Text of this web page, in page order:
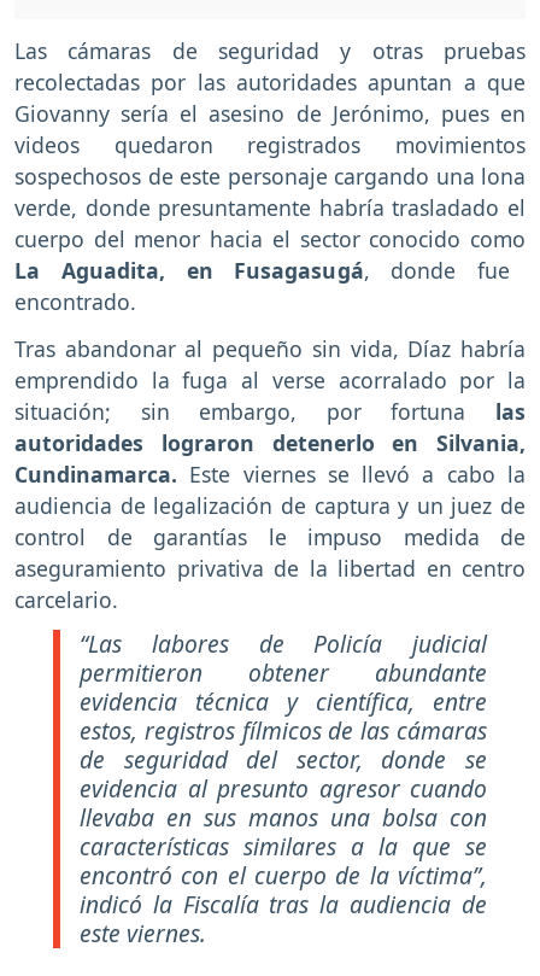
Las cámaras de seguridad y otras pruebas
recolectadas por las autoridades apuntan a que
Giovanny sería el asesino de Jerónimo, pues en
videos quedaron registrados movimientos
sospechosos de este personaje cargando una lona
verde, donde presuntamente habría trasladado el
cuerpo del menor hacia el sector conocido como
La Aguadita, en Fusagasugá, donde fue
encontrado.
Tras abandonar al pequeño sin vida, Díaz habría
emprendido la fuga al verse acorralado por la
situación; sin embargo, por fortuna las
autoridades lograron detenerlo en Silvania,
Cundinamarca. Este viernes se llevó a cabo la
audiencia de legalización de captura y un juez de
control de garantías le impuso medida de
aseguramiento privativa de la libertad en centro
carcelario.
“Las labores de Policía judicial
permitieron obtener abundante
evidencia técnica y científica, entre
estos, registros fílmicos de las cámaras
de seguridad del sector, donde se
evidencia al presunto agresor cuando
llevaba en sus manos una bolsa con
características similares a la que se
encontró con el cuerpo de la víctima”,
indicó la Fiscalía tras la audiencia de
este viernes.